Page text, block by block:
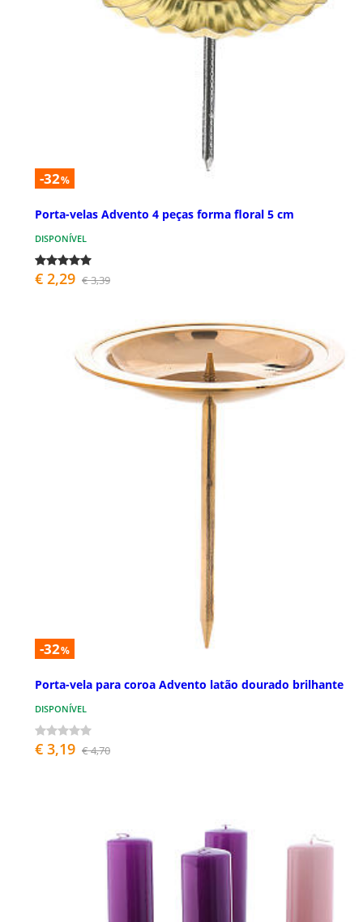
-32%
Porta-velas Advento 4 peças forma floral 5 cm
DISPONÍVEL
€ 2,29 € 3,39
-32%
Porta-vela para coroa Advento latão dourado brilhante
DISPONÍVEL
€ 3,19 € 4,70